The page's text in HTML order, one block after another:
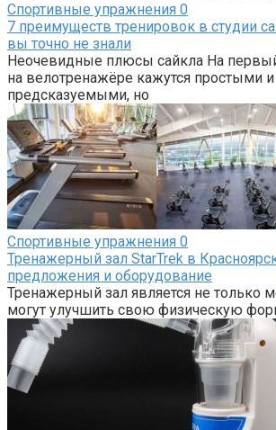
Спортивные упражнения 0
7 преимуществ тренировок в студии
вы точно не знали
Неочевидные плюсы сайкла На
на велотренажёре кажутся простыми и
предсказуемыми, но
Спортивные упражнения 0
Тренажерный зал StarTrek в
предложения и оборудование
Тренажерный зал является не только
могут улучшить свою физическую